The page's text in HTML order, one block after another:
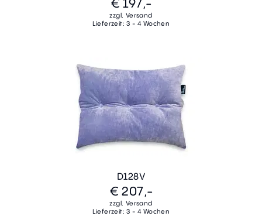
zzgl. Versand
Lieferzeit: 3 - 4 Wochen
D128V
€ 207,-
zzgl. Versand
Lieferzeit: 3 - 4 Wochen